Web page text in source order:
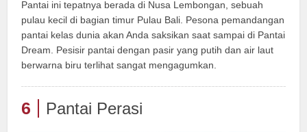
Pantai ini tepatnya berada di Nusa Lembongan, sebuah
pulau kecil di bagian timur Pulau Bali. Pesona pemandangan
pantai kelas dunia akan Anda saksikan saat sampai di Pantai
Dream. Pesisir pantai dengan pasir yang putih dan air laut
berwarna biru terlihat sangat mengagumkan.
6 Pantai Perasi